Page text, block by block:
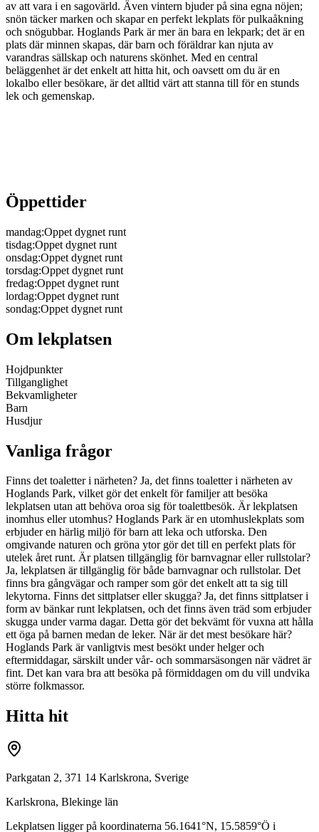
av att vara i en sagovärld. Även vintern bjuder på sina egna nöjen;
snön täcker marken och skapar en perfekt lekplats för pulkaåkning
och snögubbar. Hoglands Park är mer än bara en lekpark; det är en
plats där minnen skapas, där barn och föräldrar kan njuta av
varandras sällskap och naturens skönhet. Med en central
beläggenhet är det enkelt att hitta hit, och oavsett om du är en
lokalbo eller besökare, är det alltid värt att stanna till för en stunds
lek och gemenskap.
Öppettider
mandag:Oppet dygnet runt
tisdag:Oppet dygnet runt
onsdag:Oppet dygnet runt
torsdag:Oppet dygnet runt
fredag:Oppet dygnet runt
lordag:Oppet dygnet runt
sondag:Oppet dygnet runt
Om lekplatsen
Hojdpunkter
Tillganglighet
Bekvamligheter
Barn
Husdjur
Vanliga frågor
Finns det toaletter i närheten? Ja, det finns toaletter i närheten av
Hoglands Park, vilket gör det enkelt för familjer att besöka
lekplatsen utan att behöva oroa sig för toalettbesök. Är lekplatsen
inomhus eller utomhus? Hoglands Park är en utomhuslekplats som
erbjuder en härlig miljö för barn att leka och utforska. Den
omgivande naturen och gröna ytor gör det till en perfekt plats för
utelek året runt. Är platsen tillgänglig för barnvagnar eller rullstolar?
Ja, lekplatsen är tillgänglig för både barnvagnar och rullstolar. Det
finns bra gångvägar och ramper som gör det enkelt att ta sig till
lekytorna. Finns det sittplatser eller skugga? Ja, det finns sittplatser i
form av bänkar runt lekplatsen, och det finns även träd som erbjuder
skugga under varma dagar. Detta gör det bekvämt för vuxna att hålla
ett öga på barnen medan de leker. När är det mest besökare här?
Hoglands Park är vanligtvis mest besökt under helger och
eftermiddagar, särskilt under vår- och sommarsäsongen när vädret är
fint. Det kan vara bra att besöka på förmiddagen om du vill undvika
större folkmassor.
Hitta hit
Parkgatan 2, 371 14 Karlskrona, Sverige
Karlskrona, Blekinge län
Lekplatsen ligger på koordinaterna 56.1641°N, 15.5859°Ö i